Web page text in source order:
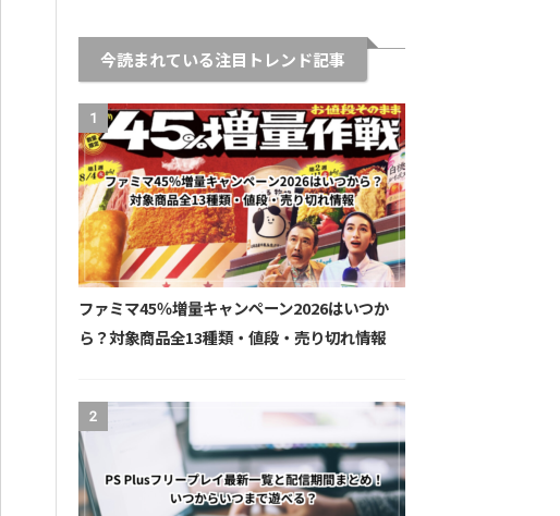
今読まれている注目トレンド記事
1
ファミマ45％増量キャンペーン2026はいつか
ら？対象商品全13種類・値段・売り切れ情報
2